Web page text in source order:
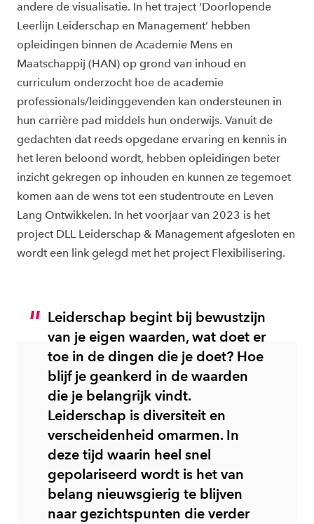
andere de visualisatie. In het traject ‘Doorlopende
Leerlijn Leiderschap en Management’ hebben
opleidingen binnen de Academie Mens en
Maatschappij (HAN) op grond van inhoud en
curriculum onderzocht hoe de academie
professionals/leidinggevenden kan ondersteunen in
hun carrière pad middels hun onderwijs. Vanuit de
gedachten dat reeds opgedane ervaring en kennis in
het leren beloond wordt, hebben opleidingen beter
inzicht gekregen op inhouden en kunnen ze tegemoet
komen aan de wens tot een studentroute en Leven
Lang Ontwikkelen. In het voorjaar van 2023 is het
project DLL Leiderschap & Management afgesloten en
wordt een link gelegd met het project Flexibilisering.
Leiderschap begint bij bewustzijn
van je eigen waarden, wat doet er
toe in de dingen die je doet? Hoe
blijf je geankerd in de waarden
die je belangrijk vindt.
Leiderschap is diversiteit en
verscheidenheid omarmen. In
deze tijd waarin heel snel
gepolariseerd wordt is het van
belang nieuwsgierig te blijven
naar gezichtspunten die verder